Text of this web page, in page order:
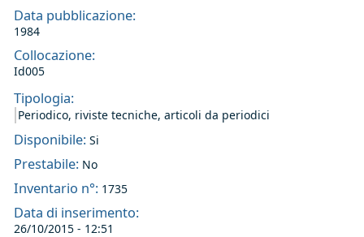
Data pubblicazione:
1984
Collocazione:
Id005
Tipologia:
Periodico, riviste tecniche, articoli da periodici
Disponibile: Si
Prestabile: No
Inventario n°: 1735
Data di inserimento:
26/10/2015 - 12:51